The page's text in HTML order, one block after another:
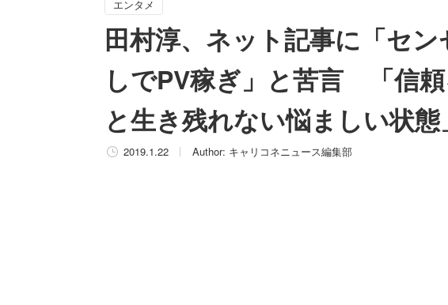
エンタメ
田村淳、ネット記事に「セ
しでPV稼ぎ」と苦言 「信
と生き残れない悩ましい状態
2019.1.22 Author: キャリコネニュース編集部